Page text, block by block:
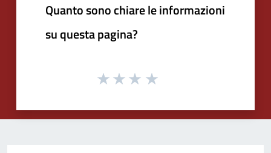
Quanto sono chiare le informazioni
su questa pagina?